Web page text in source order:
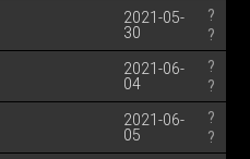
2021-05-
30
?
?
2021-06-
04
?
?
2021-06-
05
?
?